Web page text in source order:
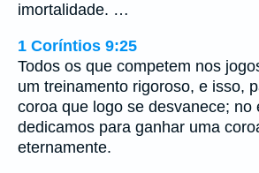
imortalidade. …
1 Coríntios 9:25
Todos os que competem nos
um treinamento rigoroso, e isso,
coroa que logo se desvanece; no
dedicamos para ganhar uma
eternamente.